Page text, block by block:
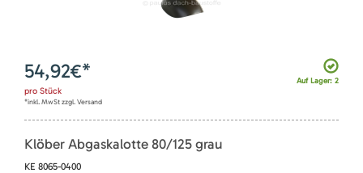
Auf Lager: 2
54,92€*
pro Stück
*inkl. MwSt zzgl. Versand
Klöber Abgaskalotte 80/125 grau
KE 8065-0400